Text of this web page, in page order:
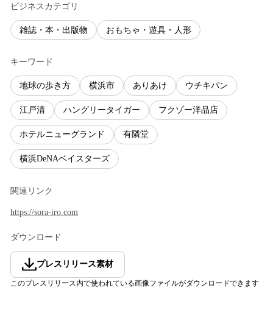
ビジネスカテゴリ
雑誌・本・出版物 おもちゃ・遊具・人形
キーワード
地球の歩き方 横浜市 ありあけ ウチキパン
江戸清 ハングリータイガー フクゾー洋品店
ホテルニューグランド 有隣堂
横浜DeNAベイスターズ
関連リンク
https://sora-iro.com
ダウンロード
プレスリリース素材
このプレスリリース内で使われている画像ファイルがダウンロードできます